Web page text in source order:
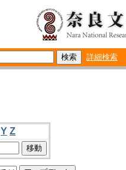
詳細検索
Y Z